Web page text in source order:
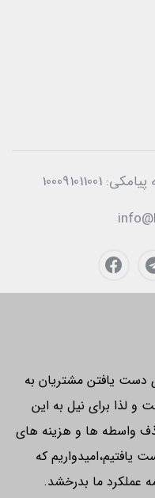
پیامکی:100091011001
دست یافتن مشتریان به
و لذا برای نیل به این
واسطه ها و هزینه های
یافتیم،امیدواریم که
عملکرد ما بدرخشد.